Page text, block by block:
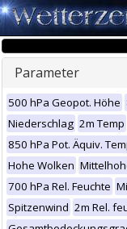
Parameter
500 hPa Geopot. Höhe
Niederschlag 2m Temp
850 hPa Pot. Äquiv.
Hohe Wolken
700 hPa Rel. Feuchte
Spitzenwind 2m Rel.